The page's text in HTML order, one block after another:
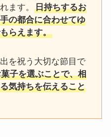
ます。日持ちするお
の都合に合わせてゆ
らえます。
を祝う大切な節目で
子を選ぶことで、相
気持ちを伝えること